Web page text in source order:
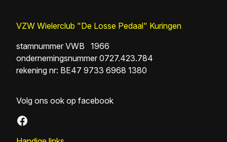
VZW Wielerclub "De Losse Pedaal" Kuringen
stamnummer VWB 1966
ondernemingsnummer 0727.423.784
rekening nr: BE47 9733 6968 1380
Volg ons ook op facebook
Facebook